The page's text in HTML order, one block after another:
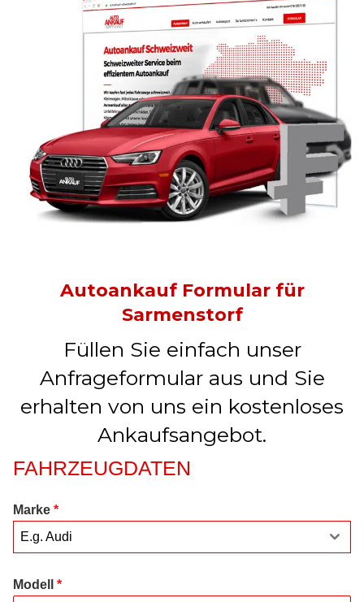
Autoankauf Formular für
Sarmenstorf
Füllen Sie einfach unser
Anfrageformular aus und Sie
erhalten von uns ein kostenloses
Ankaufsangebot.
FAHRZEUGDATEN
Marke *
E.g. Audi
Modell *